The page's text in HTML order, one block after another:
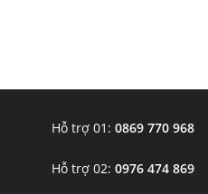
Hỗ trợ 01:0869 770 968
Hỗ trợ 02:0976 474 869